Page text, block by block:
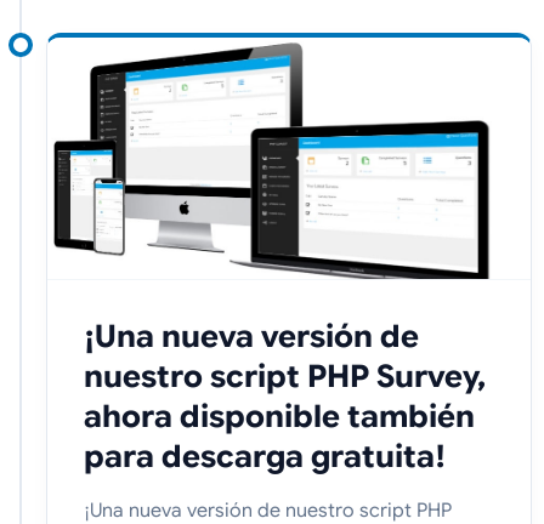
¡Una nueva versión de
nuestro script PHP Survey,
ahora disponible también
para descarga gratuita!
¡Una nueva versión de nuestro script PHP